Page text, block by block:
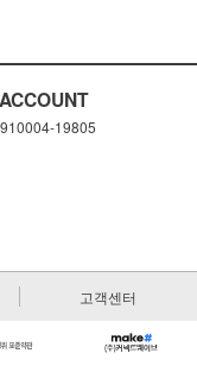
19805
고객센터